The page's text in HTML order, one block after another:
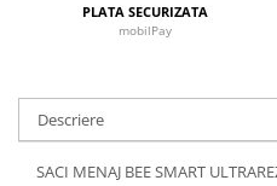
PLATA SECURIZATA
mobilPay
Descriere
SACI MENAJ BEE SMART